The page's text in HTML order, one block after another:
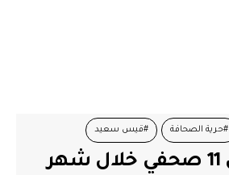
#حرية الصحافة #قيس سعيد
الاعتداء على 11 صحفي خلال شهر